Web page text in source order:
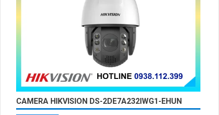
CAMERA HIKVISION DS-2DE7A232IWG1-EHUN